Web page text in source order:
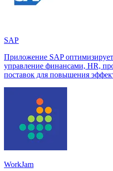
SAP
Приложение SAP
управление финансами, HR,
поставок для повышения
WorkJam